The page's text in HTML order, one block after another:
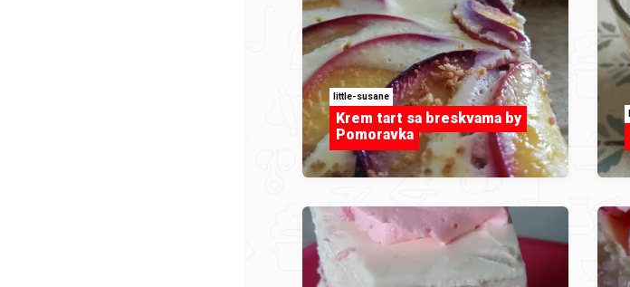
little-susane
Krem tart sa breskvama by
Pomoravka